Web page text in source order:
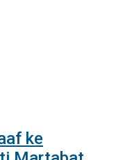
ke